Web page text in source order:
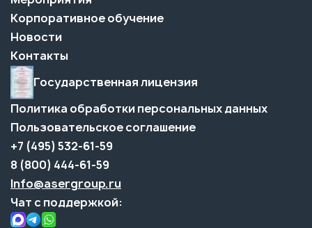
Корпоративное обучение
Новости
Контакты
Государственная лицензия
Политика обработки персональных данных
Пользовательское соглашение
+7 (495) 532-61-59
8 (800) 444-61-59
Info@asergroup.ru
Чат с поддержкой: